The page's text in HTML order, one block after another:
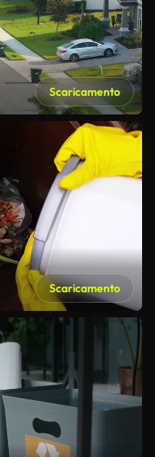
Scaricamento
Scaricamento